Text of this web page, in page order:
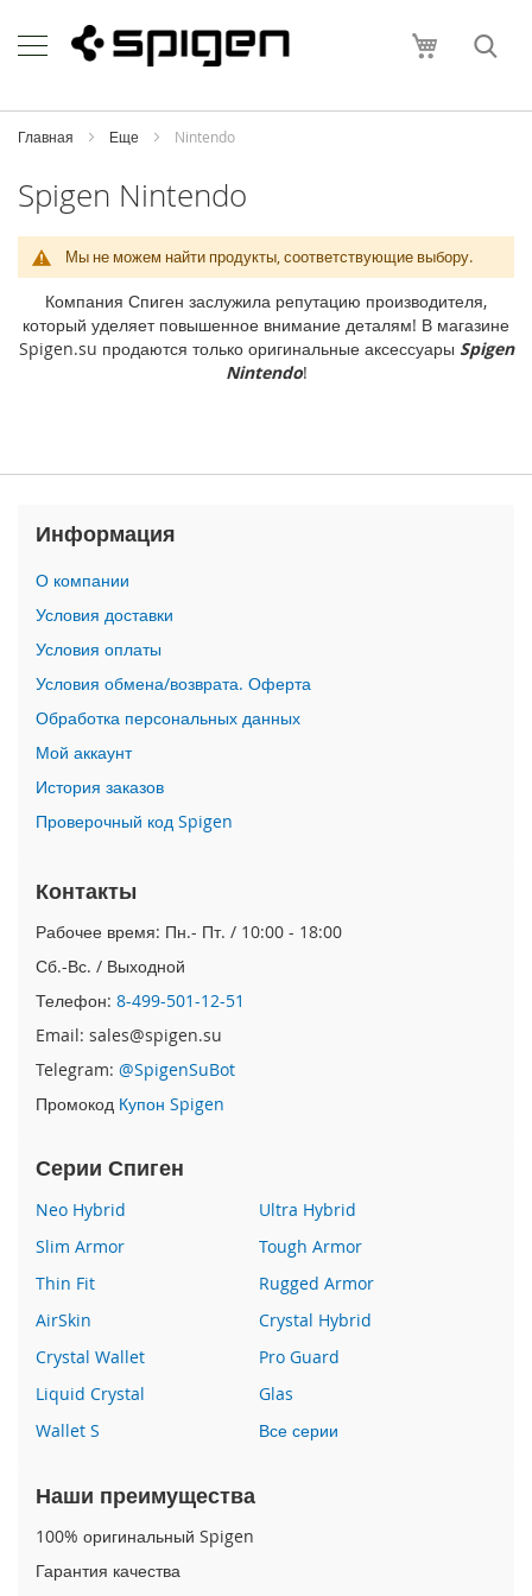
to
Content
Моя
h
o
i
P
h
e
1
M
P
h
o
n
e
1
7
P
r
o
i
o
n
e
A
i
r
i
P
h
e
7
P
h
o
n
1
6
P
o
a
Главная Еще Nintendo
Spigen Nintendo
Мы не можем найти продукты, соответствующие выбору.
Компания Спиген заслужила репутацию производителя,
который уделяет повышенное внимание деталям! В магазине
Spigen.su продаются только оригинальные аксессуары Spigen
Nintendo!
Информация
О компании
Условия доставки
Условия оплаты
Условия обмена/возврата. Оферта
Обработка персональных данных
Мой аккаунт
История заказов
Проверочный код Spigen
Контакты
Рабочее время: Пн.- Пт. / 10:00 - 18:00
Сб.-Вс. / Выходной
Телефон: 8-499-501-12-51
Email: sales@spigen.su
Telegram: @SpigenSuBot
Промокод Купон Spigen
Серии Спиген
Neo Hybrid
Ultra Hybrid
Slim Armor
Tough Armor
Thin Fit
Rugged Armor
AirSkin
Crystal Hybrid
Crystal Wallet
Pro Guard
Liquid Crystal
Glas
Wallet S
Все серии
Наши преимущества
100% оригинальный Spigen
Гарантия качества